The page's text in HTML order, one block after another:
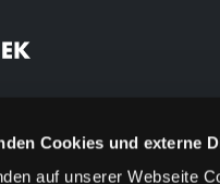
Cookies und externe
auf unserer Webseite